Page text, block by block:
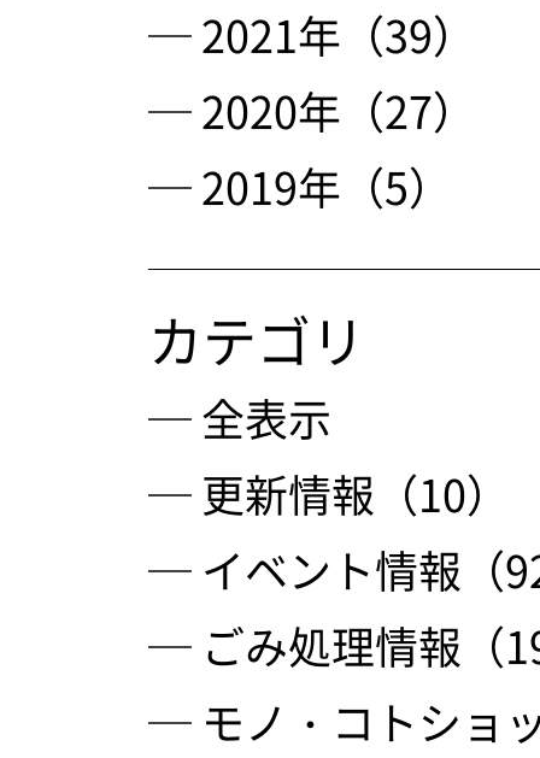
─ 2021年（39）
─ 2020年（27）
─ 2019年（5）
カテゴリ
─ 全表示
─ 更新情報（10）
─ イベント情報（
─ ごみ処理情報（
─ モノ・コトショ